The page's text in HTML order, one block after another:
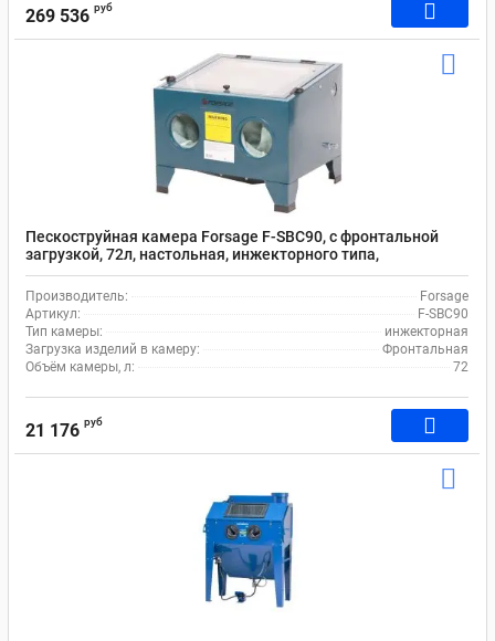
269 536 руб
Пескоструйная камера Forsage F-SBC90, с фронтальной
загрузкой, 72л, настольная, инжекторного типа,
пневматическая
Производитель:
Forsage
Артикул:
F-SBC90
Тип камеры:
инжекторная
Загрузка изделий в камеру:
Фронтальная
Объём камеры, л:
72
21 176 руб